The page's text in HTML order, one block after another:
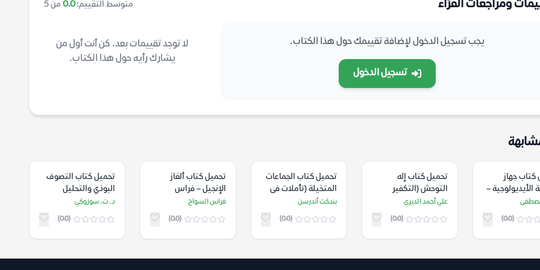
ومراجعات القرّاء متوسط التقييم:0.0 من 5
يجب تسجيل الدخول لإضافة تقييمك حول هذا الكتاب.
تسجيل الدخول
لا توجد تقييمات بعد. كن أنت أول من
يشارك رأيه حول هذا الكتاب.
كتاب جهاز
الأيديولوجية –
(0.0)
تحميل كتاب إله
التوحش (التكفير
والسياسة الوهابية) –
علي أحمد الديري
علي أحمد الديري
(0.0)
تحميل كتاب الجماعات
المتخيلة (تأملات فى
أصل القومية
وانتشارها) – بندكت
أندرسن
بندكت أندرسن
(0.0)
تحميل كتاب ألغاز
الإنجيل – فراس
السواح
فراس السواح
(0.0)
تحميل كتاب التصوف
البوذي والتحليل
النفسي – د. ت.
د. ت. سوزوكي
(0.0)